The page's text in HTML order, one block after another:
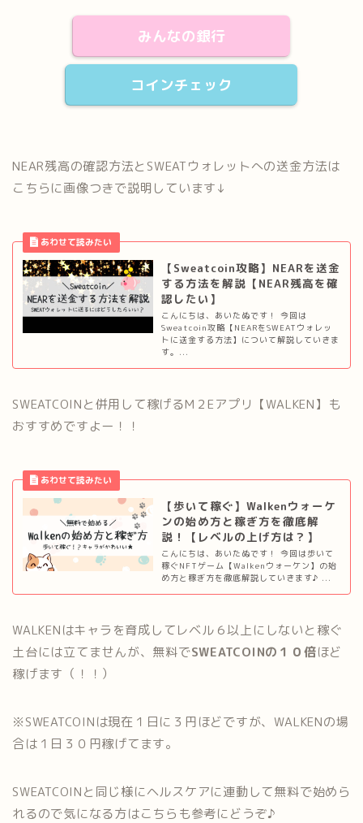
みんなの銀行
コインチェック
NEAR残高の確認方法とSWEATウォレットへの送金方法は
こちらに画像つきで説明しています↓
【Sweatcoin攻略】NEARを送金
する方法を解説【NEAR残高を確
認したい】
こんにちは、あいたぬです！ 今回は
Sweatcoin攻略【NEARをSWEATウォレッ
トに送金する方法】について解説していきま
す。...
SWEATCOINと併用して稼げるM２Eアプリ【WALKEN】も
おすすめですよー！！
【歩いて稼ぐ】Walkenウォーケ
ンの始め方と稼ぎ方を徹底解
説！【レベルの上げ方は？】
こんにちは、あいたぬです！ 今回は歩いて
稼ぐNFTゲーム【Walkenウォーケン】の始
め方と稼ぎ方を徹底解説していきます♪ ...
WALKENはキャラを育成してレベル６以上にしないと稼ぐ
土台には立てませんが、無料でSWEATCOINの１０倍ほど
稼げます（！！）
※SWEATCOINは現在１日に３円ほどですが、WALKENの場
合は１日３０円稼げてます。
SWEATCOINと同じ様にヘルスケアに連動して無料で始めら
れるので気になる方はこちらも参考にどうぞ♪